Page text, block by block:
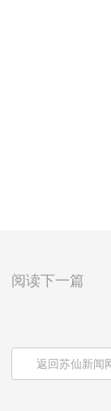
阅读下一篇
返回苏仙新闻